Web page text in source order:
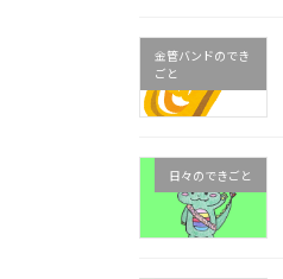
金管バンドのでき
ごと
日々のできごと